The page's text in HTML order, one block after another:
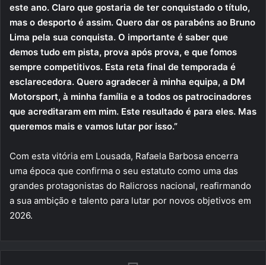
este ano. Claro que gostaria de ter conquistado o título,
mas o desporto é assim. Quero dar os parabéns ao Bruno
Lima pela sua conquista. O importante é saber que
demos tudo em pista, prova após prova, e que fomos
sempre competitivos. Esta reta final de temporada é
esclarecedora. Quero agradecer à minha equipa, a DM
Motorsport, à minha família e a todos os patrocinadores
que acreditaram em mim. Este resultado é para eles. Mas
queremos mais e vamos lutar por isso.”
Com esta vitória em Lousada, Rafaela Barbosa encerra
uma época que confirma o seu estatuto como uma das
grandes protagonistas do Ralicross nacional, reafirmando
a sua ambição e talento para lutar por novos objetivos em
2026.